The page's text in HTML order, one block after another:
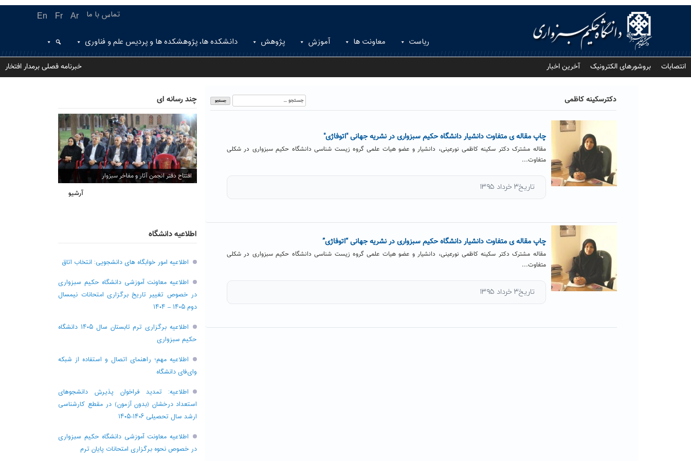
En Fr Ar تماس با ما
ریاست معاونت ها آموزش پژوهش دانشکده ها، پژوهشکده ها و پردیس علم و فناوری
انتصابات بروشورهای الکترونیک آخرین اخبار خبرنامه فصلی برمدار افتخار
دکترسکینه کاظمی
جستجو
برای:
چاپ مقاله ی متفاوت دانشیار دانشگاه حکیم سبزواری در نشریه جهانی "اتوفاژی"
مقاله مشترک دکتر سکینه کاظمی نورعینی، دانشیار و عضو هیات علمی گروه زیست شناسی دانشگاه حکیم سبزواری در شکلی
متفاوت...
تاریخ۳ خرداد ۱۳۹۵
چاپ مقاله ی متفاوت دانشیار دانشگاه حکیم سبزواری در نشریه جهانی “اتوفاژی”
مقاله مشترک دکتر سکینه کاظمی نورعینی، دانشیار و عضو هیات علمی گروه زیست شناسی دانشگاه حکیم سبزواری در شکلی
متفاوت...
تاریخ۳ خرداد ۱۳۹۵
چند رسانه ای
افتتاح دفتر انجمن آثار و مفاخر سبزوار
آرشیو
اطلاعیه دانشگاه
اطلاعیه امور خوابگاه های دانشجویی: انتخاب اتاق
اطلاعیه معاونت آموزشی دانشگاه حکیم سبزواری
در خصوص تغییر تاریخ برگزاری امتحانات نیمسال
دوم ۱۴۰۵ – ۱۴۰۴
اطلاعیه برگزاری ترم تابستان سال ۱۴۰۵ دانشگاه
حکیم سبزواری
اطلاعیه مهم؛ راهنمای اتصال و استفاده از شبکه
وای‌فای دانشگاه
اطلاعیه: تمدید فراخوان پذیرش دانشجو‌های
استعداد درخشان (بدون آزمون) در مقطع کارشناسی
ارشد سال تحصیلی ۱۴۰۶-۱۴۰۵
اطلاعیه معاونت آموزشی دانشگاه حکیم سبزواری
در خصوص نحوه برگزاری امتحانات پایان ترم